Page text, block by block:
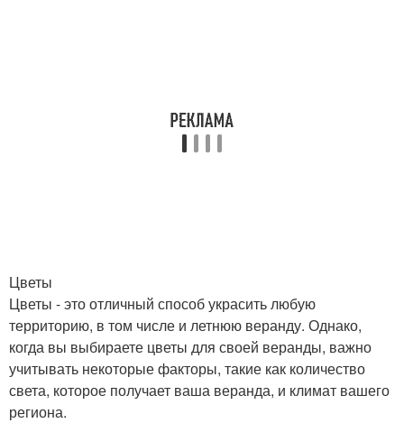
Цветы
Цветы - это отличный способ украсить любую
территорию, в том числе и летнюю веранду. Однако,
когда вы выбираете цветы для своей веранды, важно
учитывать некоторые факторы, такие как количество
света, которое получает ваша веранда, и климат вашего
региона.